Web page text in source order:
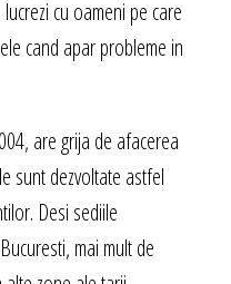
cu oameni pe care
cand apar probleme in
are grija de afacerea
sunt dezvoltate astfel
Desi sediile
mai mult de